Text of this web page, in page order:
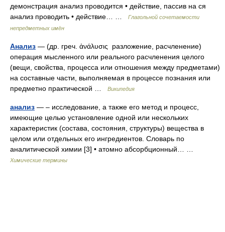
демонстрация анализ проводится • действие, пассив на ся
анализ проводить • действие… …
Глагольной сочетаемости
непредметных имён
Анализ — (др. греч. ἀνάλυσις разложение, расчленение)
операция мысленного или реального расчленения целого
(вещи, свойства, процесса или отношения между предметами)
на составные части, выполняемая в процессе познания или
предметно практической …
Википедия
анализ — – исследование, а также его метод и процесс,
имеющие целью установление одной или нескольких
характеристик (состава, состояния, структуры) вещества в
целом или отдельных его ингредиентов. Словарь по
аналитической химии [3] • атомно абсорбционный… …
Химические термины